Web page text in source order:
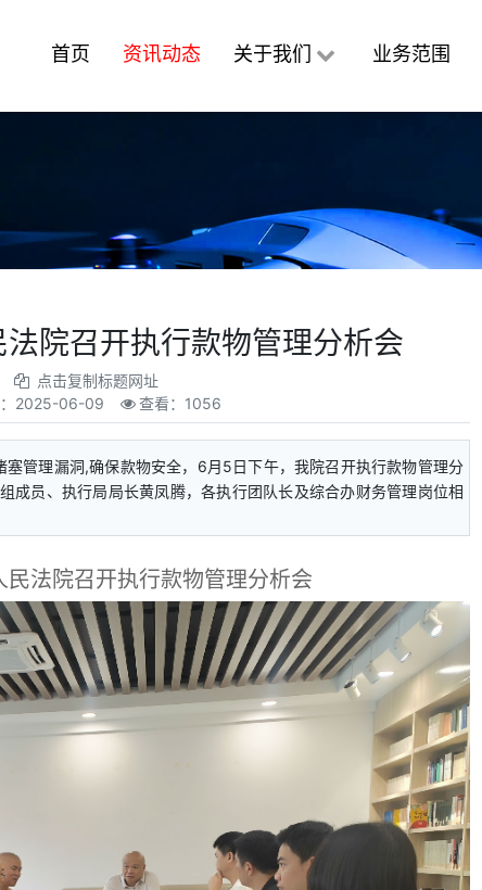
首页 资讯动态 关于我们 业务范围
院召开执行款物管理分析会
点击复制标题网址
2025-06-09 查看：1056
塞管理漏洞,确保款物安全，6月5日下午，我院召开执行款物管理分
成员、执行局局长黄凤腾，各执行团队长及综合办财务管理岗位相
民法院召开执行款物管理分析会